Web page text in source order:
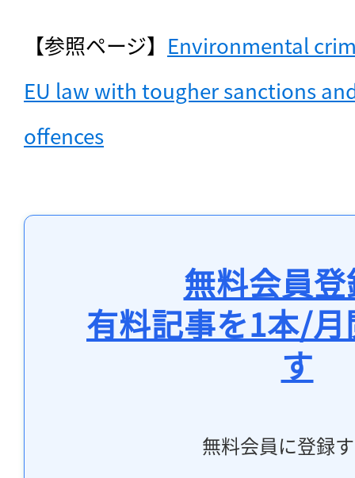
【参照ページ】 Environmental
EU law with tougher sanctions
offences
無料会員
有料記事を1本/
す
無料会員に登録